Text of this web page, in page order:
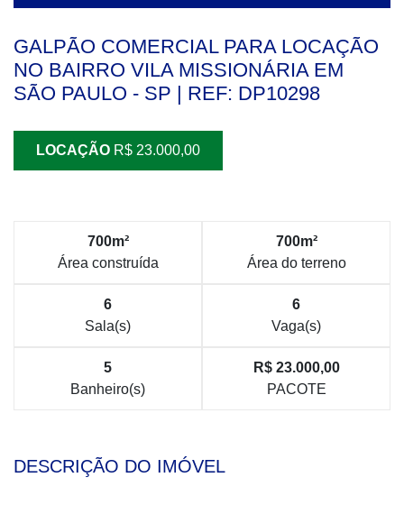
GALPÃO COMERCIAL PARA LOCAÇÃO
NO BAIRRO VILA MISSIONÁRIA EM
SÃO PAULO - SP | REF: DP10298
LOCAÇÃO R$ 23.000,00
700m²
Área construída
700m²
Área do terreno
6
Sala(s)
6
Vaga(s)
5
Banheiro(s)
R$ 23.000,00
PACOTE
DESCRIÇÃO DO IMÓVEL